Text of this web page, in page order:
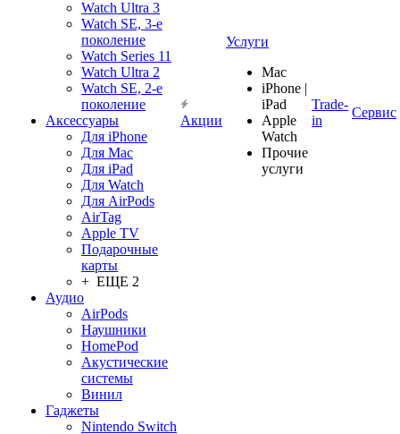
Watch Ultra 3
Watch SE, 3-е
поколение
Watch Series 11
Watch Ultra 2
Watch SE, 2-е
поколение
Аксессуары
Для iPhone
Для Mac
Для iPad
Для Watch
Для AirPods
AirTag
Apple TV
Подарочные
карты
+ ЕЩЕ 2
Аудио
AirPods
Наушники
HomePod
Акустические
системы
Винил
Гаджеты
Nintendo Switch
Акции
Услуги
Mac
iPhone |
iPad
Apple
Watch
Прочие
услуги
Trade-
in
Сервис